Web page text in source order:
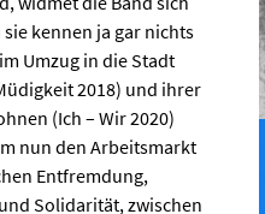
kennen ja gar nichts
Umzug in die Stadt
2018) und ihrer
(Ich – Wir 2020)
nun den Arbeitsmarkt
Entfremdung,
Solidarität, zwischen